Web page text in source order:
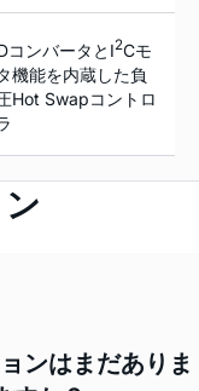
コンバータとI2Cモ
機能を内蔵した負
Hot Swapコントロ
ンはまだありま